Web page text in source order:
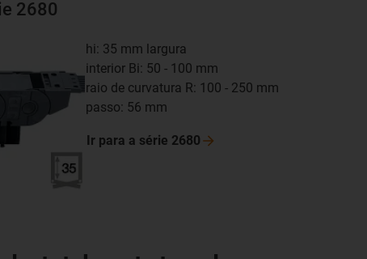
2680
hi: 35 mm largura
interior Bi: 50 - 100 mm
raio de curvatura R: 100 - 250 mm
passo: 56 mm
Ir para a série 2680